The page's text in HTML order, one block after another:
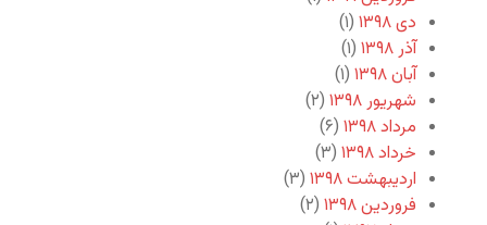
دی ۱۳۹۸
(۱)
آذر ۱۳۹۸
(۱)
آبان ۱۳۹۸
(۱)
شهریور ۱۳۹۸
(۲)
مرداد ۱۳۹۸
(۶)
خرداد ۱۳۹۸
(۳)
اردیبهشت ۱۳۹۸
(۳)
فروردین ۱۳۹۸
(۲)